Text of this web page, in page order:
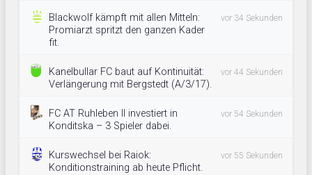
Blackwolf kämpft mit allen Mitteln:
Promiarzt spritzt den ganzen Kader
fit.
vor 34 Sekunden
Kanelbullar FC baut auf Kontinuität:
Verlängerung mit Bergstedt (A/3/17).
vor 44 Sekunden
FC AT Ruhleben II investiert in
Konditska – 3 Spieler dabei.
vor 54 Sekunden
Kurswechsel bei Raiok:
Konditionstraining ab heute Pflicht.
vor 55 Sekunden